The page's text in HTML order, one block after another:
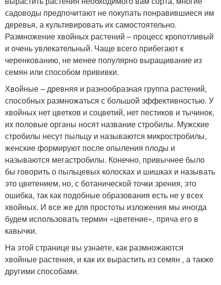
садоводы предпочитают не покупать понравившиеся им
деревья, а культивировать их самостоятельно.
Размножение хвойных растений – процесс кропотливый
и очень увлекательный. Чаще всего прибегают к
черенкованию, не менее популярно выращивание из
семян или способом прививки.
Хвойные – древняя и разнообразная группа растений,
способных размножаться с большой эффективностью. У
хвойных нет цветков и соцветий, нет пестиков и тычинок,
их половые органы носят название стробилы. Мужские
стробилы несут пыльцу и называются микростробилы,
женские формируют после опыления плоды и
называются мегастробилы. Конечно, привычнее было
бы говорить о пыльцевых колосках и шишках и называть
это цветением, но, с ботанической точки зрения, это
ошибка, так как подобные образования есть не у всех
хвойных. И все же для простоты изложения мы иногда
будем использовать термин «цветение», пряча его в
кавычки.
На этой странице вы узнаете, как размножаются
хвойные растения, и как их вырастить из семян , а также
другими способами.